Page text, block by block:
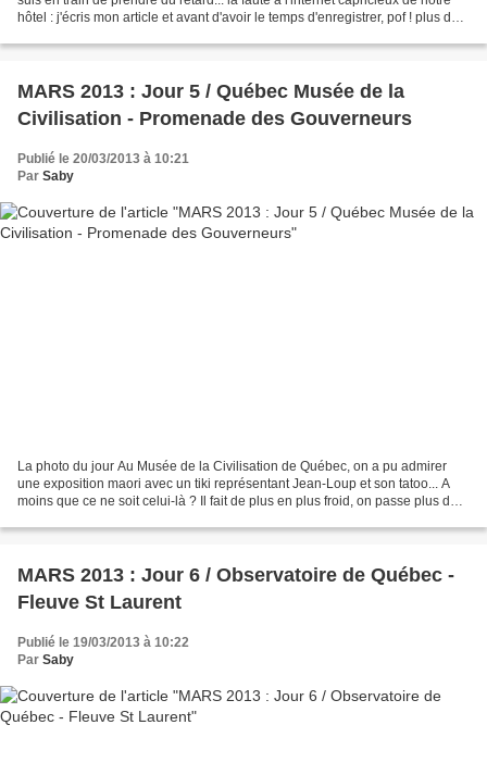
hôtel : j'écris mon article et avant d'avoir le temps d'enregistrer, pof ! plus de
MARS 2013 : Jour 5 / Québec Musée de la
Civilisation - Promenade des Gouverneurs
Publié le 20/03/2013 à 10:21
Par Saby
La photo du jour Au Musée de la Civilisation de Québec, on a pu admirer
une exposition maori avec un tiki représentant Jean-Loup et son tatoo... A
moins que ce ne soit celui-là ? Il fait de plus en plus froid, on passe plus de
MARS 2013 : Jour 6 / Observatoire de Québec -
Fleuve St Laurent
Publié le 19/03/2013 à 10:22
Par Saby